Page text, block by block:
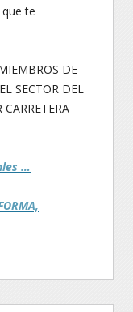
te
DE
SECTOR DEL
…